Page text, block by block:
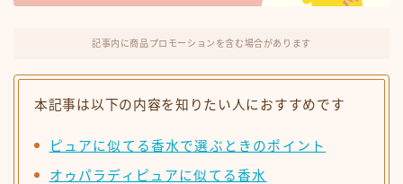
記事内に商品プロモーションを含む場合があります
本記事は以下の内容を知りたい人におすすめです
ピュアに似てる香水で選ぶときのポイント
オゥパラディピュアに似てる香水